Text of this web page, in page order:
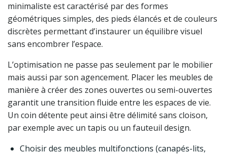
minimaliste est caractérisé par des formes
géométriques simples, des pieds élancés et de couleurs
discrètes permettant d’instaurer un équilibre visuel
sans encombrer l’espace.
L’optimisation ne passe pas seulement par le mobilier
mais aussi par son agencement. Placer les meubles de
manière à créer des zones ouvertes ou semi-ouvertes
garantit une transition fluide entre les espaces de vie.
Un coin détente peut ainsi être délimité sans cloison,
par exemple avec un tapis ou un fauteuil design.
Choisir des meubles multifonctions (canapés-lits,